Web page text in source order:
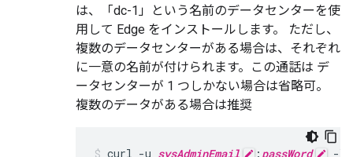
は、「dc-1」という名前のデータセンターを使
用して Edge をインストールします。 ただし、
複数のデータセンターがある場合は、それぞれ
に一意の名前が付けられます。この通話は デ
ータセンターが 1 つしかない場合は省略可。
複数のデータがある場合は推奨
curl -u sysAdminEmail : passWord
-X